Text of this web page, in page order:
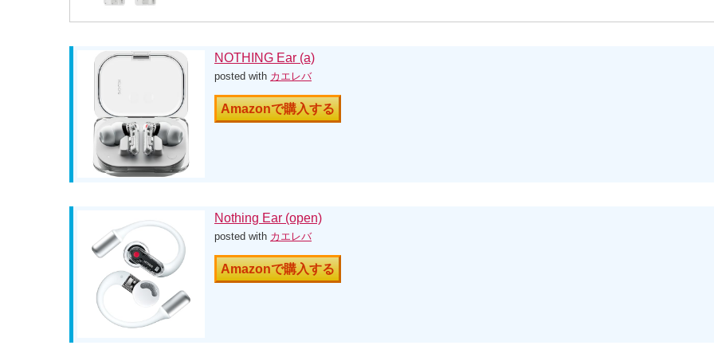
NOTHING Ear (a)
posted with カエレバ
Amazonで購入する
Nothing Ear (open)
posted with カエレバ
Amazonで購入する